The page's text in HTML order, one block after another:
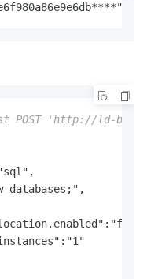
POST 'http://ld-
databases;",